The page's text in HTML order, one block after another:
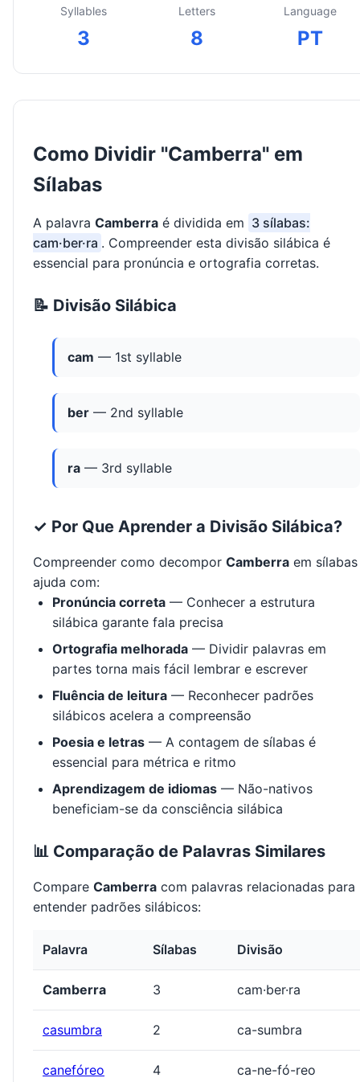
Syllables
3
Letters
8
Language
PT
Como Dividir "Camberra" em
Sílabas
A palavra Camberra é dividida em 3 sílabas:
cam·ber·ra . Compreender esta divisão silábica é
essencial para pronúncia e ortografia corretas.
📝 Divisão Silábica
cam — 1st syllable
ber — 2nd syllable
ra — 3rd syllable
✓ Por Que Aprender a Divisão Silábica?
Compreender como decompor Camberra em sílabas
ajuda com:
Pronúncia correta — Conhecer a estrutura
silábica garante fala precisa
Ortografia melhorada — Dividir palavras em
partes torna mais fácil lembrar e escrever
Fluência de leitura — Reconhecer padrões
silábicos acelera a compreensão
Poesia e letras — A contagem de sílabas é
essencial para métrica e ritmo
Aprendizagem de idiomas — Não-nativos
beneficiam-se da consciência silábica
📊 Comparação de Palavras Similares
Compare Camberra com palavras relacionadas para
entender padrões silábicos:
Palavra Sílabas Divisão
Camberra 3 cam·ber·ra
casumbra 2 ca-sumbra
canefóreo 4 ca-ne-fó-reo